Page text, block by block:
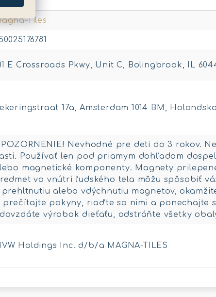
Tiles
E Crossroads Pkwy, Unit C, Bolingbrook, IL
17a, Amsterdam 1014 BM,
Nevhodné pre deti do 3 rokov.
Používať len pod priamym dohľadom
magnetické komponenty. Magnety
vo vnútri ľudského tela môžu spôsobiť
prehltnutiu alebo vdýchnutiu magnetov,
prečítajte pokyny, riaďte sa nimi a ponechajte
výrobok dieťaťu, odstráňte všetky
Holdings Inc. d/b/a MAGNA-TILES